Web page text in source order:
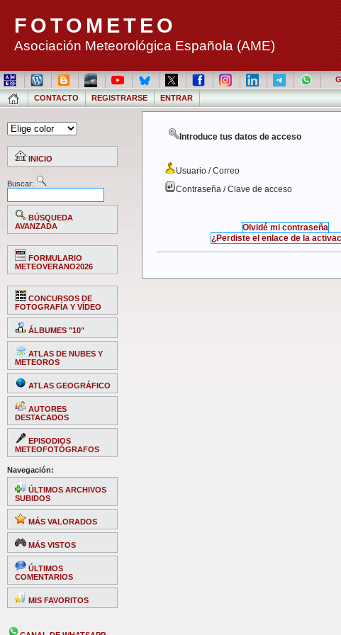
FOTOMETEO
Asociación Meteorológica Española (AME)
CONTACTO REGISTRARSE ENTRAR
INICIO
Buscar:
BÚSQUEDA
AVANZADA
FORMULARIO
METEOVERANO2026
CONCURSOS DE
FOTOGRAFÍA Y VÍDEO
ÁLBUMES "10"
ATLAS DE NUBES Y
METEOROS
ATLAS GEOGRÁFICO
AUTORES
DESTACADOS
EPISODIOS
METEOFOTÓGRAFOS
Navegación:
ÚLTIMOS ARCHIVOS
SUBIDOS
MÁS VALORADOS
MÁS VISTOS
ÚLTIMOS
COMENTARIOS
MIS FAVORITOS
Introduce tus datos de acceso
Usuario / Correo
Contraseña / Clave de acceso
Olvidé mi contraseña
¿Perdiste el enlace de la